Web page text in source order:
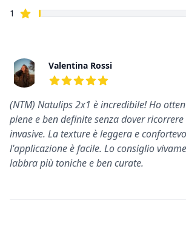
1
Stelle recensioni
Recensioni recenti
Valentina Rossi
(NTM) Natulips 2x1 è incredibile! Ho
piene e ben definite senza dover
invasive. La texture è leggera e
l'applicazione è facile. Lo consiglio
labbra più toniche e ben curate.